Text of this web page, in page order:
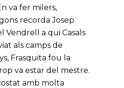
va fer milers,
recorda Josep
Vendrell a qui Casals
als camps de
Frasquita fou la
va estar del mestre.
amb molta